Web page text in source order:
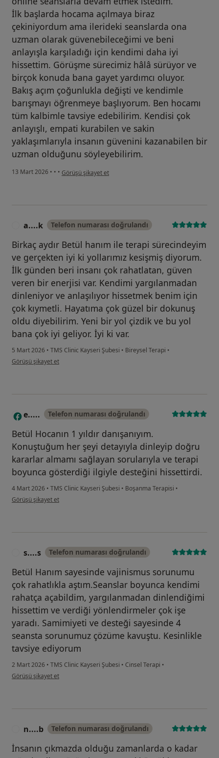
İlk başlarda hocama açılmaya biraz
çekiniyordum ama ilerideki seanslarda ona
uzman olarak güvenebileceğimi ve beni
anlayışla karşıladığı için kendimi daha iyi
hissettim. Görüşme sürecimiz hâlâ sürüyor ve
birçok konuda bana gayet yardımcı oluyor.
Bakış açım çoğunlukla değişti ve kendimle
barışmayı öğrenmeye başlıyorum. Ben hocamı
tüm kalbimle tavsiye edebilirim. Kendisi çok
anlayışlı, empati kurabilen ve sakin
yaklaşımlarıyla insanın güvenini kazanabilen bir
uzman olduğunu söyleyebilirim.
13 Mart 2026 • • • kullanıcının görüşüne göre h...
Görüşü şikayet et
a....k Telefon numarası doğrulandı
Birkaç aydır Betül hanım ile terapi sürecindeyim
ve gerçekten iyi ki yollarımız kesişmiş diyorum.
İlk günden beri insanı çok rahatlatan, güven
veren bir enerjisi var. Kendimi yargılanmadan
dinleniyor ve anlaşılıyor hissetmek benim için
çok kıymetli. Hayatıma çok güzel bir dokunuş
oldu diyebilirim. Yeni bir yol çizdik ve bu yol
bana çok iyi geliyor. İyi ki var.
5 Mart 2026 • TMS Clinic Kayseri Şubesi • Bireysel Terapi •
kullanıcının görüşüne göre a....k
Görüşü şikayet et
E e..... Telefon numarası doğrulandı
Betül Hocanın 1 yıldır danışanıyım.
Konuştuğum her şeyi detayıyla dinleyip doğru
kararlar almamı sağlayan sorularıyla ve terapi
boyunca gösterdiği ilgiyle desteğini hissettirdi.
4 Mart 2026 • TMS Clinic Kayseri Şubesi • Boşanma Terapisi •
kullanıcının görüşüne göre e.....
Görüşü şikayet et
s....s Telefon numarası doğrulandı
Betül Hanım sayesinde vajinismus sorunumu
çok rahatlıkla aştım.Seanslar boyunca kendimi
rahatça açabildim, yargılanmadan dinlendiğimi
hissettim ve verdiği yönlendirmeler çok işe
yaradı. Samimiyeti ve desteği sayesinde 4
seansta sorunumuz çözüme kavuştu. Kesinlikle
tavsiye ediyorum
2 Mart 2026 • TMS Clinic Kayseri Şubesi • Cinsel Terapi •
kullanıcının görüşüne göre s....s
Görüşü şikayet et
n....b Telefon numarası doğrulandı
İnsanın çıkmazda olduğu zamanlarda o kadar